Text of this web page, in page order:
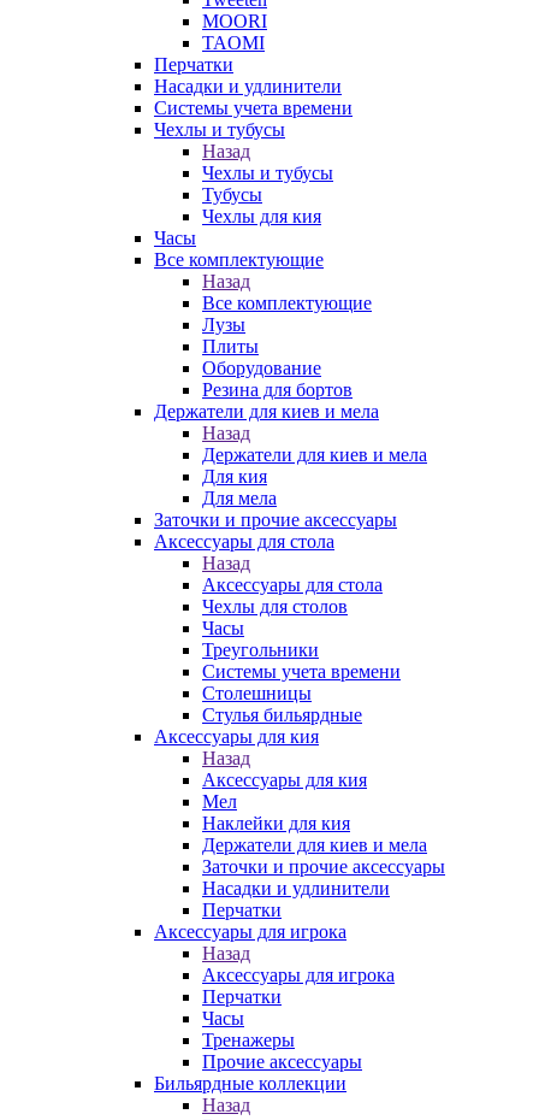
MOORI
TAOMI
Перчатки
Насадки и удлинители
Системы учета времени
Чехлы и тубусы
Назад
Чехлы и тубусы
Тубусы
Чехлы для кия
Часы
Все комплектующие
Назад
Все комплектующие
Лузы
Плиты
Оборудование
Резина для бортов
Держатели для киев и мела
Назад
Держатели для киев и мела
Для кия
Для мела
Заточки и прочие аксессуары
Аксессуары для стола
Назад
Аксессуары для стола
Чехлы для столов
Часы
Треугольники
Системы учета времени
Столешницы
Стулья бильярдные
Аксессуары для кия
Назад
Аксессуары для кия
Мел
Наклейки для кия
Держатели для киев и мела
Заточки и прочие аксессуары
Насадки и удлинители
Перчатки
Аксессуары для игрока
Назад
Аксессуары для игрока
Перчатки
Часы
Тренажеры
Прочие аксессуары
Бильярдные коллекции
Назад